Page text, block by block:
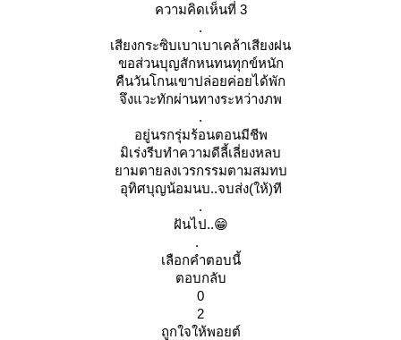
ความคิดเห็นที่ 3
.
เสียงกระซิบเบาเบาเคล้าเสียงฝน
ขอส่วนบุญสักหนทนทุกข์หนัก
คืนวันโกนเขาปล่อยค่อยได้พัก
จึงแวะทักผ่านทางระหว่างภพ
.
อยู่นรกรุ่มร้อนตอนมีชีพ
มิเร่งรีบทำความดีลี้เลี่ยงหลบ
ามตายลงเวรกรรมตามสมทบ
อุทิศบุญน้อมนบ..จบส่ง(ให้)ที
.
ฝันไป..😁
.
เลือกคำตอบนี้
ตอบกลับ
0
2
ถูกใจให้พอยต์